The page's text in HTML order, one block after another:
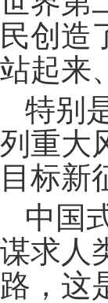
民创造
站起来
特别
列重大
目标新
中国
谋求人
路，这